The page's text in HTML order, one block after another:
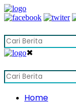
✖
Home